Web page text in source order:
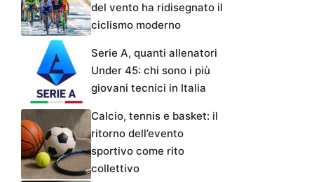
del vento ha ridisegnato il
ciclismo moderno
Serie A, quanti allenatori
Under 45: chi sono i più
giovani tecnici in Italia
Calcio, tennis e basket: il
ritorno dell’evento
sportivo come rito
collettivo